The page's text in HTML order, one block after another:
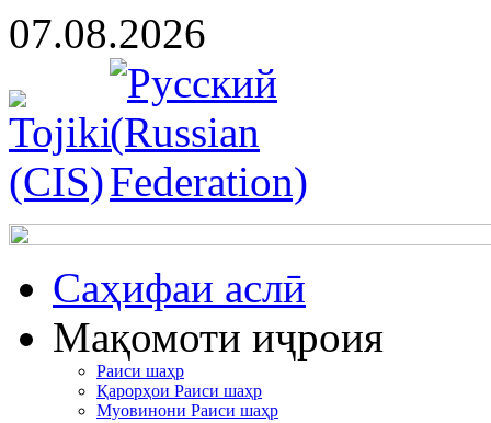
07.08.2026
Cаҳифаи аслӣ
Мақомоти иҷроия
Раиси шаҳр
Қарорҳои Раиси шаҳр
Муовинони Раиси шаҳр